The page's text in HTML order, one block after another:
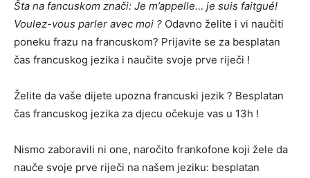
Šta na fancuskom znači: Je m’appelle… je suis faitgué!
Voulez-vous parler avec moi ? Odavno želite i vi naučiti
poneku frazu na francuskom? Prijavite se za besplatan
čas francuskog jezika i naučite svoje prve riječi !
Želite da vaše dijete upozna francuski jezik ? Besplatan
čas francuskog jezika za djecu očekuje vas u 13h !
Nismo zaboravili ni one, naročito frankofone koji žele da
nauče svoje prve riječi na našem jeziku: besplatan